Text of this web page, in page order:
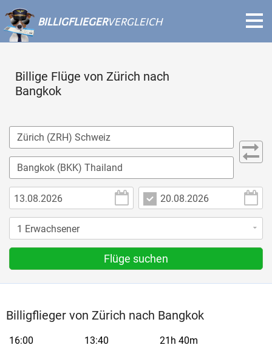
BILLIGFLIEGERVERGLEICH
Billige Flüge von Zürich nach
Bangkok
Flüge suchen
Billigflieger von Zürich nach Bangkok
16:00 13:40 21h 40m